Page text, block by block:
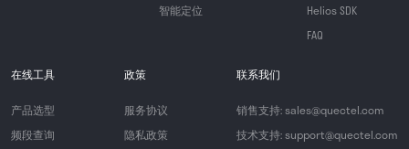
智能定位
Helios SDK
FAQ
在线工具
产品选型
频段查询
政策
服务协议
隐私政策
联系我们
销售支持: sales@quectel.com
技术支持: support@quectel.com